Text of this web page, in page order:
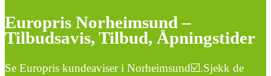
Europris Norheimsund –
Tilbudsavis, Tilbud, Åpningstider
Se Europris kundeaviser i Norheimsund☑️.Sjekk de